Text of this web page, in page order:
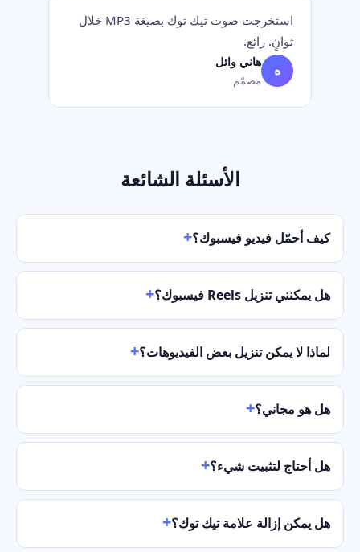
استخرجت صوت تيك توك بصيغة MP3 خلال
ثوانٍ. رائع.
ه هاني وائل
مصمّم
الأسئلة الشائعة
كيف أحمّل فيديو فيسبوك؟
هل يمكنني تنزيل Reels فيسبوك؟
لماذا لا يمكن تنزيل بعض الفيديوهات؟
هل هو مجاني؟
هل أحتاج لتثبيت شيء؟
هل يمكن إزالة علامة تيك توك؟